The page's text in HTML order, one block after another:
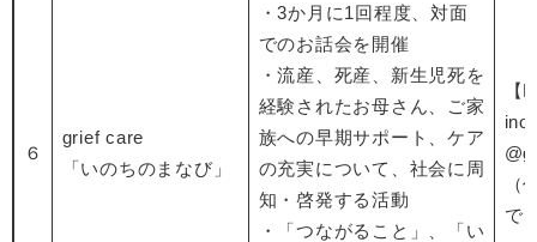
６
grief care
「いのちのまなび」
・3か月に1回程度、対面
でのお話会を開催
・流産、死産、新生児死を
経験されたお母さん、ご家
族への早期サポート、ケア
の充実について、社会に周
知・啓発する活動
・「つながること」、「い
【
（
で